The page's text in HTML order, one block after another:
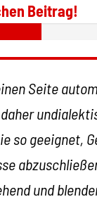
Beitrag!
Seite
so geeignet,
und